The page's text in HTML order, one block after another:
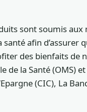
sont soumis
afin d’assurer
des bienfaits de
la Santé (OMS)
(CIC), La